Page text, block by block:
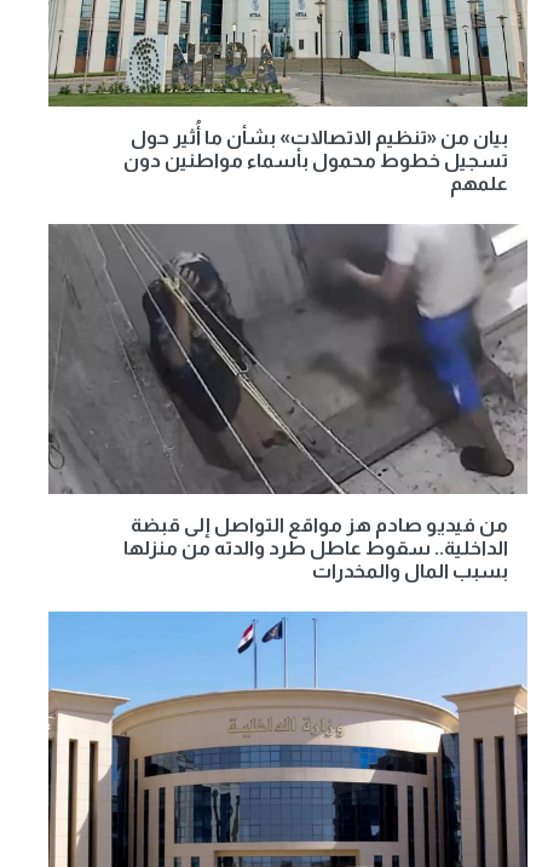
بيان من «تنظيم الاتصالات» بشأن ما أُثير حول
تسجيل خطوط محمول بأسماء مواطنين دون
علمهم
من فيديو صادم هز مواقع التواصل إلى قبضة
الداخلية.. سقوط عاطل طرد والدته من منزلها
بسبب المال والمخدرات